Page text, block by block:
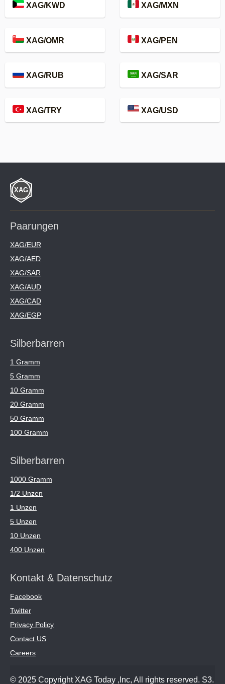
XAG/KWD XAG/MXN
XAG/OMR XAG/PEN
XAG/RUB XAG/SAR
XAG/TRY XAG/USD
Paarungen
XAG/EUR
XAG/AED
XAG/SAR
XAG/AUD
XAG/CAD
XAG/EGP
Silberbarren
1 Gramm
5 Gramm
10 Gramm
20 Gramm
50 Gramm
100 Gramm
Silberbarren
1000 Gramm
1/2 Unzen
1 Unzen
5 Unzen
10 Unzen
400 Unzen
Kontakt & Datenschutz
Facebook
Twitter
Privacy Policy
Contact US
Careers
© 2025 Copyright XAG Today ,Inc, All rights reserved. S3.